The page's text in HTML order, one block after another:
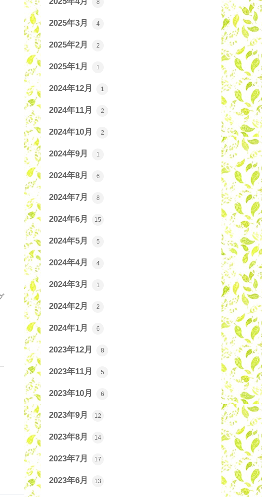
8
2025年3月 4
2025年2月 2
2025年1月 1
2024年12月 1
2024年11月 2
2024年10月 2
2024年9月 1
2024年8月 6
2024年7月 8
2024年6月 15
2024年5月 5
2024年4月 4
2024年3月 1
2024年2月 2
2024年1月 6
2023年12月 8
2023年11月 5
2023年10月 6
2023年9月 12
2023年8月 14
2023年7月 17
2023年6月 13